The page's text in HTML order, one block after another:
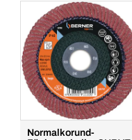
Normalkorund-